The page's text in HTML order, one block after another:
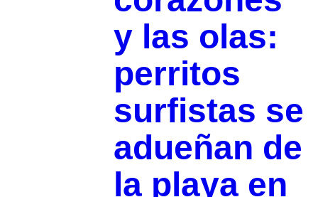
y las olas:
perritos
surfistas se
adueñan de
la playa en